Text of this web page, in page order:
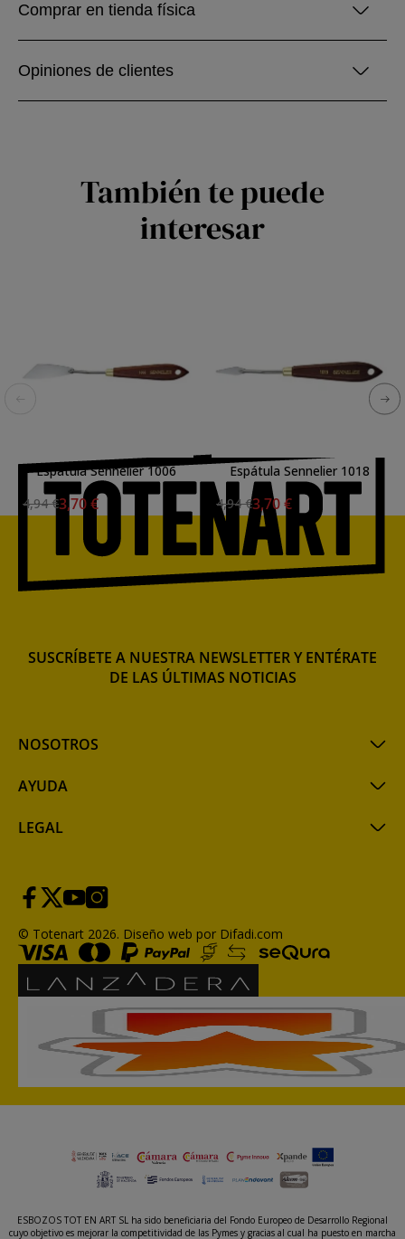
Comprar en tienda física
Opiniones de clientes
También te puede
interesar
Espátula Sennelier 1006
4,94 €3,70 €
Espátula Sennelier 1018
4,94 €3,70 €
NOSOTROS
AYUDA
LEGAL
SUSCRÍBETE A NUESTRA NEWSLETTER Y ENTÉRATE
DE LAS ÚLTIMAS NOTICIAS
© Totenart 2026. Diseño web por Difadi.com
ESBOZOS TOT EN ART SL ha sido beneficiaria del Fondo Europeo de Desarrollo Regional
cuyo objetivo es mejorar la competitividad de las Pymes y gracias al cual ha puesto en marcha